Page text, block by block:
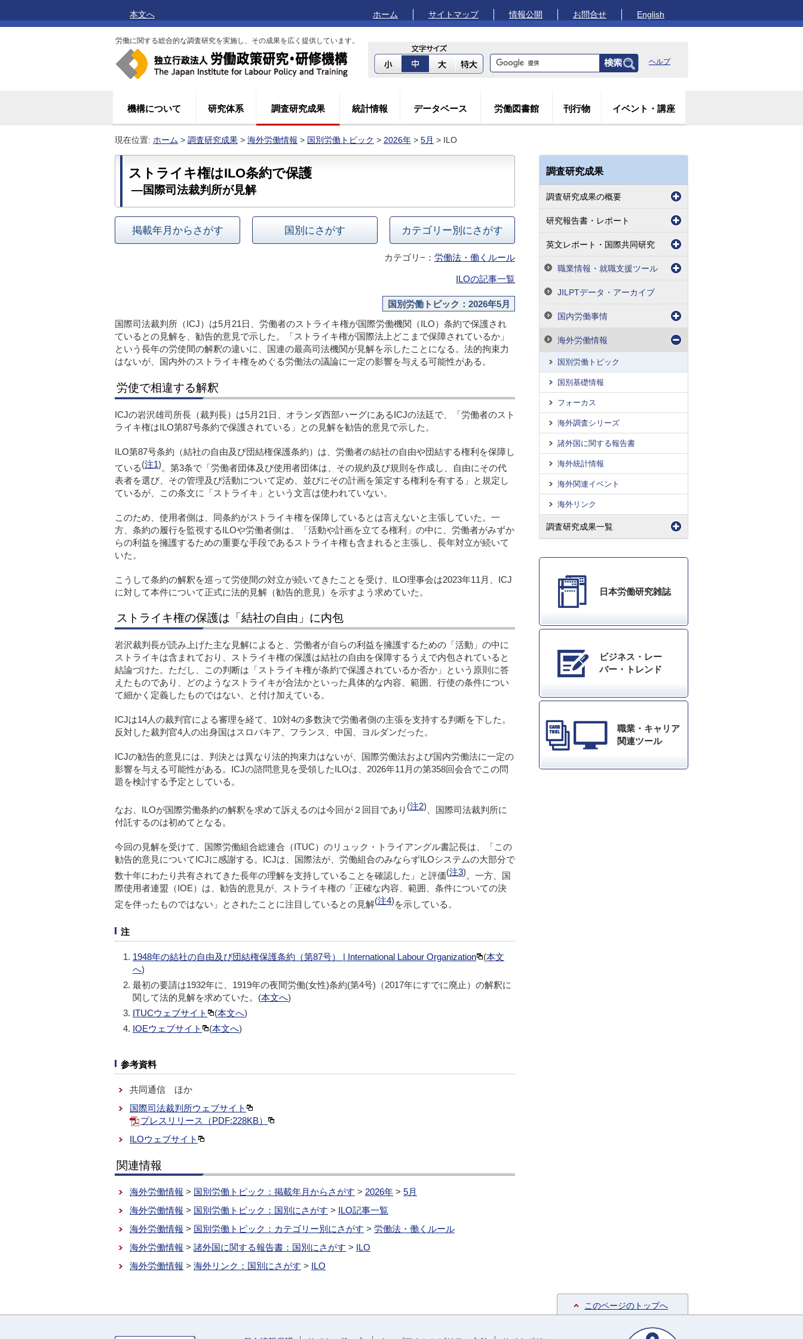
本文へ ホーム サイトマップ 情報公開 お問合せ English
労働に関する総合的な調査研究を実施し、その成果を広く提供しています。
ヘルプ
機構について 研究体系 調査研究成果 統計情報 データベース 労働図書館 刊行物 イベント・講座
現在位置: ホーム > 調査研究成果 > 海外労働情報 > 国別労働トピック > 2026年 > 5月 > ILO
ストライキ権はILO条約で保護
―国際司法裁判所が見解
掲載年月からさがす 国別にさがす カテゴリー別にさがす
カテゴリ−： 労働法・働くルール
ILOの記事一覧
国別労働トピック：2026年5月
国際司法裁判所（ICJ）は5月21日、労働者のストライキ権が国際労働機関（ILO）条約で保護され
ているとの見解を、勧告的意見で示した。「ストライキ権が国際法上どこまで保障されているか」
という長年の労使間の解釈の違いに、国連の最高司法機関が見解を示したことになる。法的拘束力
はないが、国内外のストライキ権をめぐる労働法の議論に一定の影響を与える可能性がある。
労使で相違する解釈
ICJの岩沢雄司所長（裁判長）は5月21日、オランダ西部ハーグにあるICJの法廷で、「労働者のスト
ライキ権はILO第87号条約で保護されている」との見解を勧告的意見で示した。
ILO第87号条約（結社の自由及び団結権保護条約）は、労働者の結社の自由や団結する権利を保障し
ている(注1)。第3条で「労働者団体及び使用者団体は、その規約及び規則を作成し、自由にその代
表者を選び、その管理及び活動について定め、並びにその計画を策定する権利を有する」と規定し
ているが、この条文に「ストライキ」という文言は使われていない。
このため、使用者側は、同条約がストライキ権を保障しているとは言えないと主張していた。一
方、条約の履行を監視するILOや労働者側は、「活動や計画を立てる権利」の中に、労働者がみずか
らの利益を擁護するための重要な手段であるストライキ権も含まれると主張し、長年対立が続いて
いた。
こうして条約の解釈を巡って労使間の対立が続いてきたことを受け、ILO理事会は2023年11月、ICJ
に対して本件について正式に法的見解（勧告的意見）を示すよう求めていた。
ストライキ権の保護は「結社の自由」に内包
岩沢裁判長が読み上げた主な見解によると、労働者が自らの利益を擁護するための「活動」の中に
ストライキは含まれており、ストライキ権の保護は結社の自由を保障するうえで内包されていると
結論づけた。ただし、この判断は「ストライキ権が条約で保護されているか否か」という原則に答
えたものであり、どのようなストライキが合法かといった具体的な内容、範囲、行使の条件につい
て細かく定義したものではない、と付け加えている。
ICJは14人の裁判官による審理を経て、10対4の多数決で労働者側の主張を支持する判断を下した。
反対した裁判官4人の出身国はスロバキア、フランス、中国、ヨルダンだった。
ICJの勧告的意見には、判決とは異なり法的拘束力はないが、国際労働法および国内労働法に一定の
影響を与える可能性がある。ICJの諮問意見を受領したILOは、2026年11月の第358回会合でこの問
題を検討する予定としている。
なお、ILOが国際労働条約の解釈を求めて訴えるのは今回が２回目であり (注2) 、国際司法裁判所に
付託するのは初めてとなる。
今回の見解を受けて、国際労働組合総連合（ITUC）のリュック・トライアングル書記長は、「この
勧告的意見についてICJに感謝する。ICJは、国際法が、労働組合のみならずILOシステムの大部分で
数十年にわたり共有されてきた長年の理解を支持していることを確認した」と評価(注3)。一方、国
際使用者連盟（IOE）は、勧告的意見が、ストライキ権の「正確な内容、範囲、条件についての決
定を伴ったものではない」とされたことに注目しているとの見解(注4)を示している。
注
1948年の結社の自由及び団結権保護条約（第87号） | International Labour Organization (本文
へ)
最初の要請は1932年に、1919年の夜間労働(女性)条約(第4号)（2017年にすでに廃止）の解釈に
関して法的見解を求めていた。(本文へ)
ITUCウェブサイト
(本文へ)
IOEウェブサイト
(本文へ)
参考資料
共同通信 ほか
国際司法裁判所ウェブサイト
プレスリリース（PDF:228KB）
ILOウェブサイト
関連情報
海外労働情報 > 国別労働トピック：掲載年月からさがす > 2026年 > 5月
海外労働情報 > 国別労働トピック：国別にさがす > ILO記事一覧
海外労働情報 > 国別労働トピック：カテゴリー別にさがす > 労働法・働くルール
海外労働情報 > 諸外国に関する報告書：国別にさがす > ILO
海外労働情報 > 海外リンク：国別にさがす > ILO
調査研究成果
調査研究成果の概要
研究報告書・レポート
英文レポート・国際共同研究
職業情報・就職支援ツール
JILPTデータ・アーカイブ
国内労働事情
海外労働情報
国別労働トピック
国別基礎情報
フォーカス
海外調査シリーズ
諸外国に関する報告書
海外統計情報
海外関連イベント
海外リンク
調査研究成果一覧
日本労働研究雑誌
ビジネス・レー
バー・トレンド
職業・キャリア
関連ツール
このページのトップへ